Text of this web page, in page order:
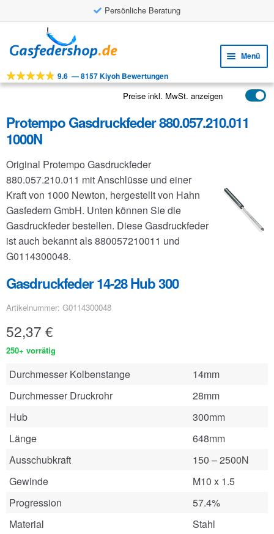
Persönliche Beratung
Navigation
springen
Inhalt
springen
Menü
Werkzeuge
Anwendungen
FAQ
9.6 —8157 Kiyoh Bewertungen
Preise inkl. MwSt. anzeigen
Protempo Gasdruckfeder 880.057.210.011
1000N
Original Protempo Gasdruckfeder
880.057.210.011 mit Anschlüsse und einer
Kraft von 1000 Newton, hergestellt von Hahn
Gasfedern GmbH. Unten können Sie die
Gasdruckfeder bestellen. Diese Gasdruckfeder
ist auch bekannt als 880057210011 und
G0114300048.
Gasdruckfeder 14-28 Hub 300
Artikelnummer: G0114300048
52,37 €
250+ vorrätig
Durchmesser Kolbenstange
14mm
Durchmesser Druckrohr
28mm
Hub
300mm
Länge
648mm
Ausschubkraft
150 – 2500N
Gewinde
M10 x 1.5
Progression
57.4%
Material
Stahl